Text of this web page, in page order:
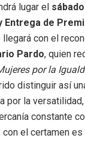
lugar el
Entrega de
con el
Pardo, quien
por la
distinguir así
por la
constante
el certamen